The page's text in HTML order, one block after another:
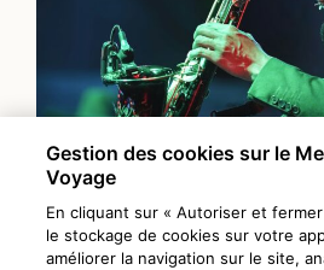
Gestion des cookies sur le
Voyage
En cliquant sur « Autoriser et
le stockage de cookies sur votre
améliorer la navigation sur le site,